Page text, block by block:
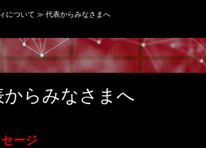
について ≫ 代表からみなさまへ
からみなさまへ
ージ